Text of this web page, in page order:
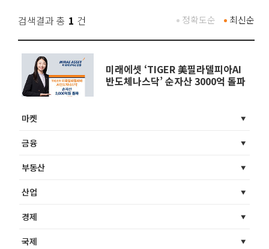
검색결과 총 1 건 최신순
정확도순
미래에셋 ‘TIGER 美필라델피아AI
반도체나스닥’ 순자산 3000억 돌파
마켓
금융
부동산
산업
경제
국제